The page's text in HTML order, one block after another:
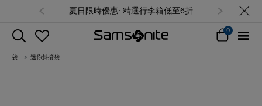
夏日限時優惠: 精選行李箱低至6折
0
袋 迷你斜揹袋